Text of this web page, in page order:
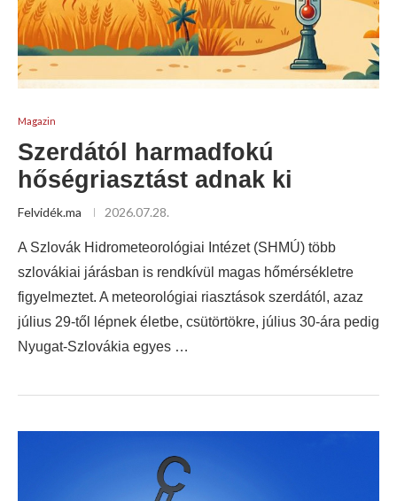
Magazin
Szerdától harmadfokú
hőségriasztást adnak ki
Felvidék.ma 2026.07.28.
A Szlovák Hidrometeorológiai Intézet (SHMÚ) több
szlovákiai járásban is rendkívül magas hőmérsékletre
figyelmeztet. A meteorológiai riasztások szerdától, azaz
július 29-től lépnek életbe, csütörtökre, július 30-ára pedig
Nyugat-Szlovákia egyes …